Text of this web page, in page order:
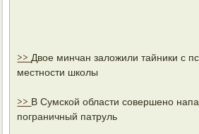
>> Двое минчан заложили тайники с
местности школы
>> В Сумской области совершено
пограничный патруль